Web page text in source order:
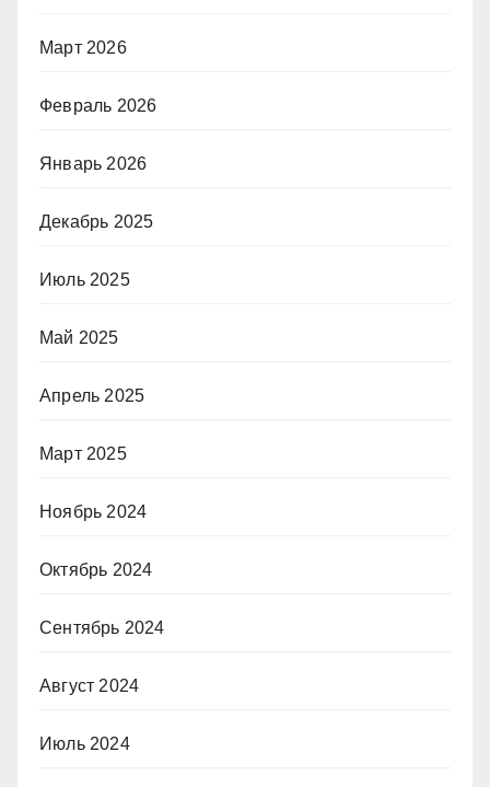
Март 2026
Февраль 2026
Январь 2026
Декабрь 2025
Июль 2025
Май 2025
Апрель 2025
Март 2025
Ноябрь 2024
Октябрь 2024
Сентябрь 2024
Август 2024
Июль 2024